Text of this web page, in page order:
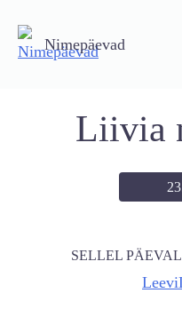
content
Nimepäevad
Liivia
SELLEL
Leevi